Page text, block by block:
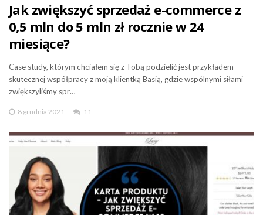
Jak zwiększyć sprzedaż e-commerce z
0,5 mln do 5 mln zł rocznie w 24
miesiące?
Case study, którym chciałem się z Tobą podzielić jest przykładem
skutecznej współpracy z moją klientką Basią, gdzie wspólnymi siłami
zwiększyliśmy spr…
8 grudnia 2021 11